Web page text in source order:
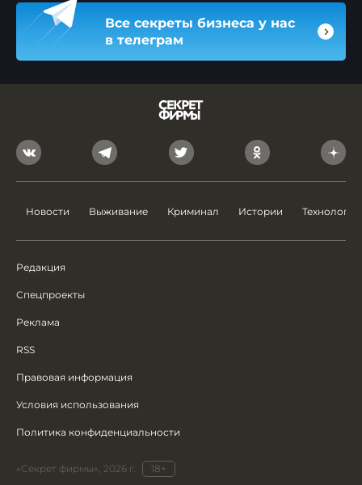
Все секреты бизнеса у нас
в телеграм
Новости Выживание Криминал Истории Технологии
Редакция
Спецпроекты
Реклама
RSS
Правовая информация
Условия использования
Политика конфиденциальности
«Секрет фирмы», 2026 г.
18+